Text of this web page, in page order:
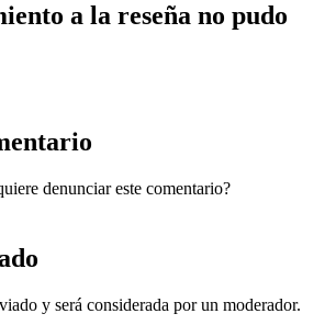
a la reseña no pudo
denunciar este comentario?
y será considerada por un moderador.